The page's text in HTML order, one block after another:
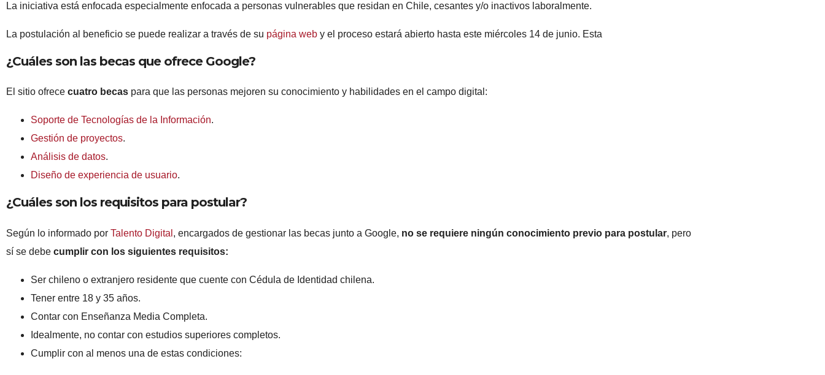
La iniciativa está enfocada especialmente enfocada a personas vulnerables que residan en Chile, cesantes y/o inactivos laboralmente.
La postulación al beneficio se puede realizar a través de su página web y el proceso estará abierto hasta este miércoles 14 de junio. Esta
¿Cuáles son las becas que ofrece Google?
El sitio ofrece cuatro becas para que las personas mejoren su conocimiento y habilidades en el campo digital:
Soporte de Tecnologías de la Información.
Gestión de proyectos.
Análisis de datos.
Diseño de experiencia de usuario.
¿Cuáles son los requisitos para postular?
Según lo informado por Talento Digital , encargados de gestionar las becas junto a Google, no se requiere ningún conocimiento previo para postular, pero
sí se debe cumplir con los siguientes requisitos:
Ser chileno o extranjero residente que cuente con Cédula de Identidad chilena.
Tener entre 18 y 35 años.
Contar con Enseñanza Media Completa.
Idealmente, no contar con estudios superiores completos.
Cumplir con al menos una de estas condiciones: